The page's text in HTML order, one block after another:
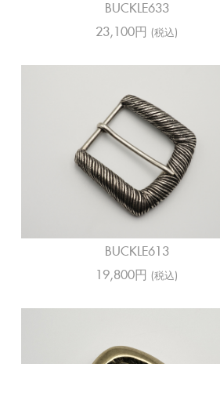
BUCKLE633
23,100円 (税込)
BUCKLE613
19,800円 (税込)